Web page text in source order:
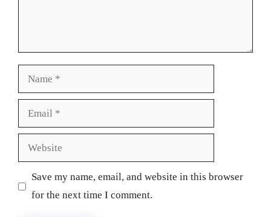
Name
Email
Website
Save my name, email, and website in this browser
for the next time I comment.